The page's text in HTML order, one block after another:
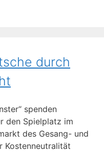
durch
spenden
den Spielplatz im
des Gesang- und
Kostenneutralität